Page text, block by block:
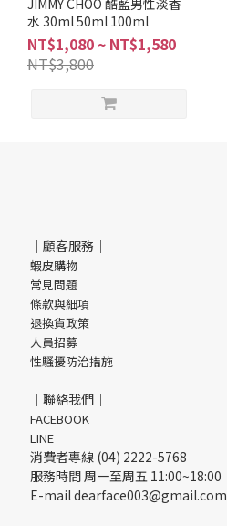
JIMMY CHOO 酷藍男性淡香
水 30ml 50ml 100ml
NT$1,080 ~ NT$1,580
NT$3,800
｜顧客服務｜
蝦皮購物
常見問題
條款與細項
退換貨政策
人員招募
性騷擾防治措施
｜聯絡我們｜
FACEBOOK
LINE
消費者專線 (04) 2222-5768
服務時間 周一至周五 11:00~18:00
E-mail dearface003@gmail.com